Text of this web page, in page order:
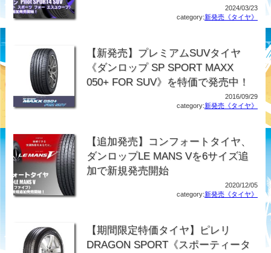
2024/03/23
category:新発売《タイヤ》
【新発売】プレミアムSUVタイヤ
《ダンロップ SP SPORT MAXX
050+ FOR SUV》を特価で発売中！
2016/09/29
category:新発売《タイヤ》
【追加発売】コンフォートタイヤ、
ダンロップLE MANS Vを6サイズ追
加で新規発売開始
2020/12/05
category:新発売《タイヤ》
【期間限定特価タイヤ】ピレリ
DRAGON SPORT《スポーティータ